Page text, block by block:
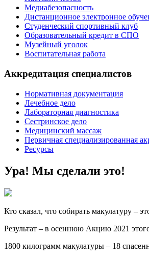
Медиабезопасность
Дистанционное электронное
Студенческий спортивный клуб
Образовательный кредит в СПО
Музейный уголок
Воспитательная работа
Аккредитация специалистов
Нормативная документация
Лечебное дело
Лабораторная диагностика
Сестринское дело
Медицинский массаж
Первичная специализированная
Ресурсы
Ура! Мы сделали это!
Кто сказал, что собирать макулатуру –
Результат – в осеннюю Акцию 2021
1800 килограмм макулатуры – 18